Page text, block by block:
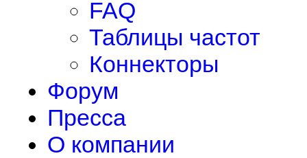
FAQ
Таблицы частот
Коннекторы
Форум
Пресса
О компании